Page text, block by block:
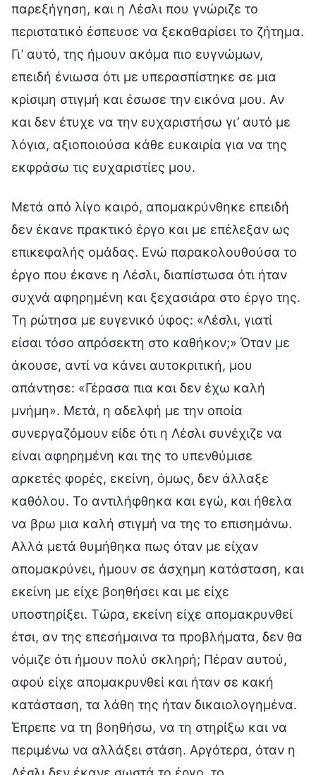
παρεξήγηση, και η Λέσλι που γνώριζε το
περιστατικό έσπευσε να ξεκαθαρίσει το ζήτημα.
Γι’ αυτό, της ήμουν ακόμα πιο ευγνώμων,
επειδή ένιωσα ότι με υπερασπίστηκε σε μια
κρίσιμη στιγμή και έσωσε την εικόνα μου. Αν
και δεν έτυχε να την ευχαριστήσω γι’ αυτό με
λόγια, αξιοποιούσα κάθε ευκαιρία για να της
εκφράσω τις ευχαριστίες μου.
Μετά από λίγο καιρό, απομακρύνθηκε επειδή
δεν έκανε πρακτικό έργο και με επέλεξαν ως
επικεφαλής ομάδας. Ενώ παρακολουθούσα το
έργο που έκανε η Λέσλι, διαπίστωσα ότι ήταν
συχνά αφηρημένη και ξεχασιάρα στο έργο της.
Τη ρώτησα με ευγενικό ύφος: «Λέσλι, γιατί
είσαι τόσο απρόσεκτη στο καθήκον;» Όταν με
άκουσε, αντί να κάνει αυτοκριτική, μου
απάντησε: «Γέρασα πια και δεν έχω καλή
μνήμη». Μετά, η αδελφή με την οποία
συνεργαζόμουν είδε ότι η Λέσλι συνέχιζε να
είναι αφηρημένη και της το υπενθύμισε
αρκετές φορές, εκείνη, όμως, δεν άλλαξε
καθόλου. Το αντιλήφθηκα και εγώ, και ήθελα
να βρω μια καλή στιγμή να της το επισημάνω.
Αλλά μετά θυμήθηκα πως όταν με είχαν
απομακρύνει, ήμουν σε άσχημη κατάσταση, και
εκείνη με είχε βοηθήσει και με είχε
υποστηρίξει. Τώρα, εκείνη είχε απομακρυνθεί
έτσι, αν της επεσήμαινα τα προβλήματα, δεν θα
νόμιζε ότι ήμουν πολύ σκληρή; Πέραν αυτού,
αφού είχε απομακρυνθεί και ήταν σε κακή
κατάσταση, τα λάθη της ήταν δικαιολογημένα.
Έπρεπε να τη βοηθήσω, να τη στηρίξω και να
περιμένω να αλλάξει στάση. Αργότερα, όταν η